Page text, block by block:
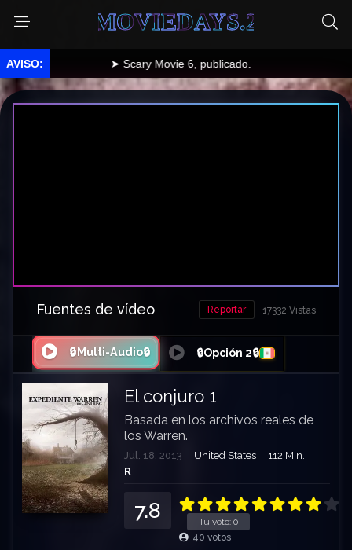
MOVIEDAYS.2
➤ Scary Movie 6, publicado.
Fuentes de vídeo 17332 Vistas
Reportar
🔒Multi-Audio🔒 🔒Opción 2🔒
El conjuro 1
Basada en los archivos reales de
los Warren.
Jul. 18, 2013 United States
112 Min.
R
Tu voto: 0
7.8
40 votos